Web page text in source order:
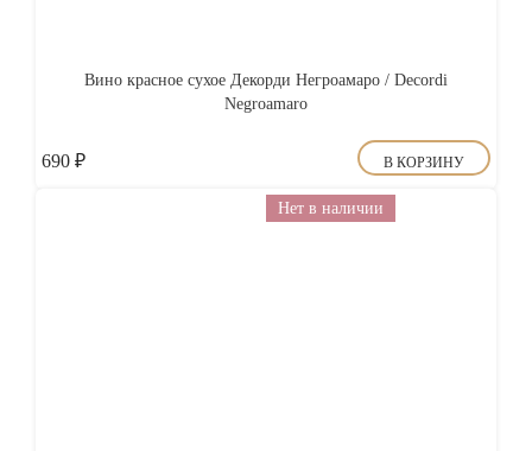
Вино красное сухое Декорди Негроамаро / Decordi
Negroamaro
690 ₽ В КОРЗИНУ
Нет в наличии